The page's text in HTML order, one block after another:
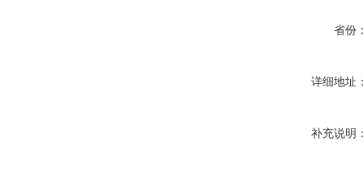
省份
详细地址
补充说明